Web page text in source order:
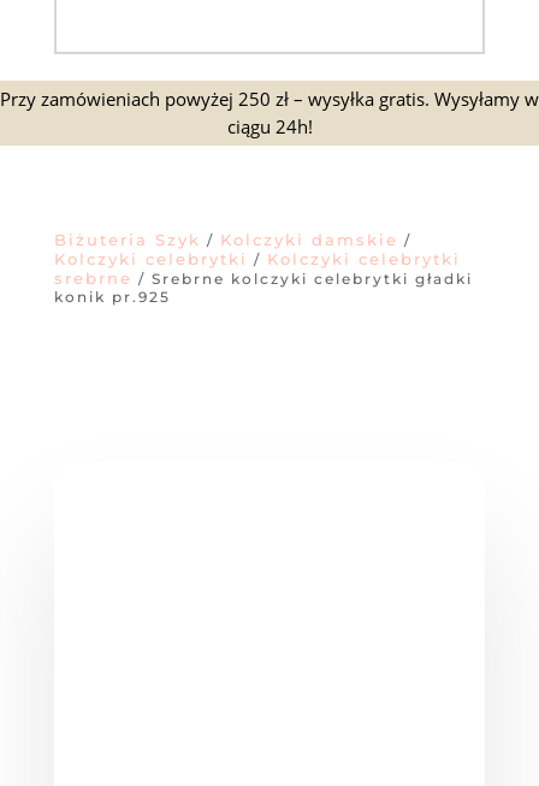
Przy zamówieniach powyżej 250 zł – wysyłka gratis. Wysyłamy w
ciągu 24h!
Biżuteria Szyk / Kolczyki damskie /
Kolczyki celebrytki / Kolczyki celebrytki
srebrne / Srebrne kolczyki celebrytki gładki
konik pr.925